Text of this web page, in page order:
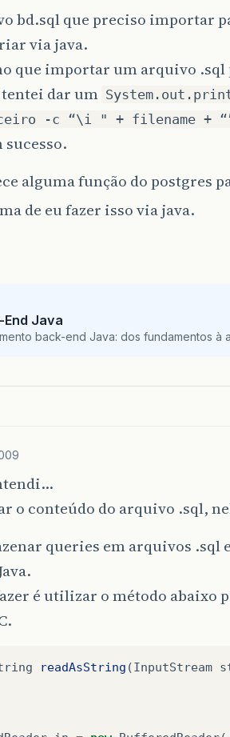
bd.sql que preciso importar
via java.
que importar um arquivo .sql
tentei dar um
-c “\i " + filename +
alguma função do postgres
de eu fazer isso via java.
Java
back-end Java: dos fundamentos à
o conteúdo do arquivo .sql,
queries em arquivos .sql
é utilizar o método abaixo
readAsString (InputStream